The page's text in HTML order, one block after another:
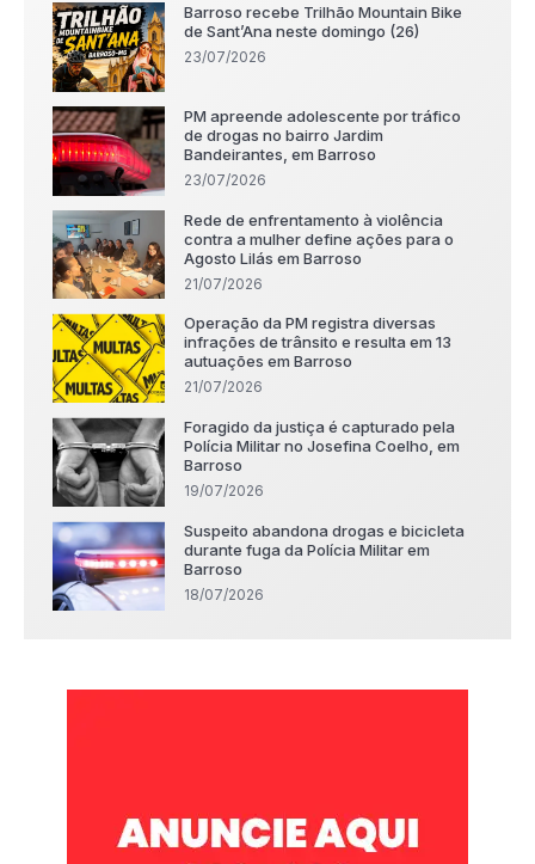
Barroso recebe Trilhão Mountain Bike
de Sant’Ana neste domingo (26)
23/07/2026
PM apreende adolescente por tráfico
de drogas no bairro Jardim
Bandeirantes, em Barroso
23/07/2026
Rede de enfrentamento à violência
contra a mulher define ações para o
Agosto Lilás em Barroso
21/07/2026
Operação da PM registra diversas
infrações de trânsito e resulta em 13
autuações em Barroso
21/07/2026
Foragido da justiça é capturado pela
Polícia Militar no Josefina Coelho, em
Barroso
19/07/2026
Suspeito abandona drogas e bicicleta
durante fuga da Polícia Militar em
Barroso
18/07/2026